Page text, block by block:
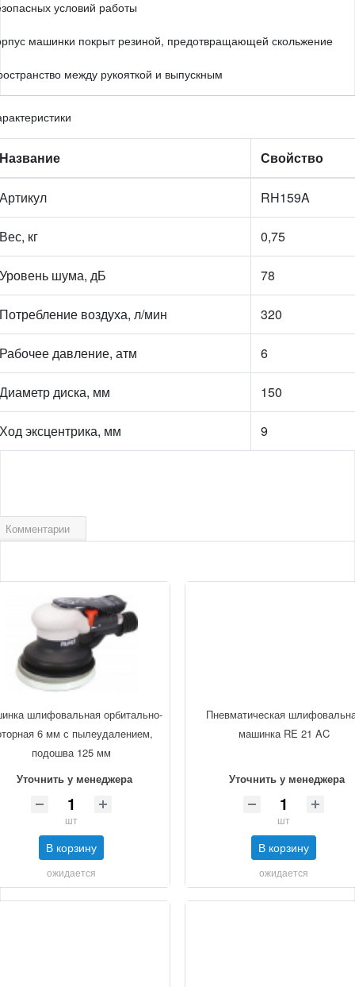
условий работы
машинки покрыт резиной, предотвращающей скольжение
между рукояткой и выпускным
Название Свойство
Артикул RH159A
Вес, кг 0,75
Уровень шума, дБ 78
Потребление воздуха, л/мин 320
Рабочее давление, атм 6
Диаметр диска, мм 150
Ход эксцентрика, мм 9
Комментарии
шлифовальная орбитально-
6 мм с пылеудалением,
подошва 125 мм
Уточнить у менеджера
шт
В корзину
ожидается
Пневматическая
машинка RE 21 AC
Уточнить у менеджера
шт
В корзину
ожидается